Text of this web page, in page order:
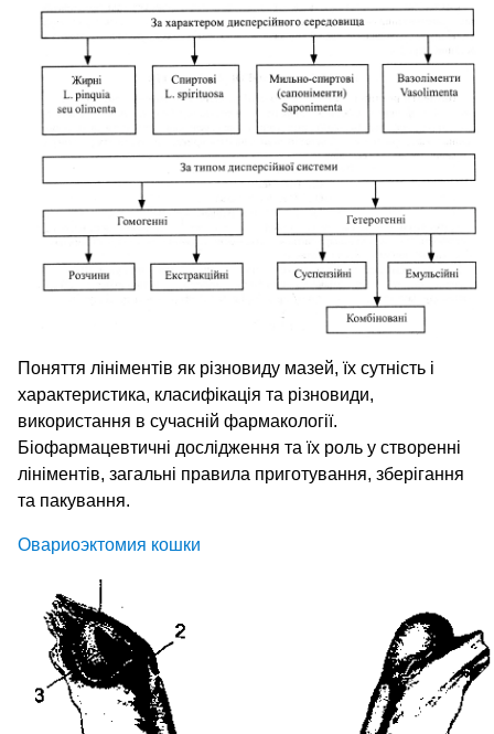
Поняття лініментів як різновиду мазей, їх сутність і
характеристика, класифікація та різновиди,
використання в сучасній фармакології.
Біофармацевтичні дослідження та їх роль у створенні
лініментів, загальні правила приготування, зберігання
та пакування.
Овариоэктомия кошки